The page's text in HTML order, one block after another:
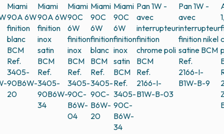
Miami
90A 6W
finition
blanc
BCM
Ref.
3405-
90B6W-
20
Miami
90A 6W
finition
inox
satin
BCM
Ref.
3405-
90B6W-
34
Miami
90C
6W
finition
inox
BCM
Ref.
3405-
90C-
B6W-
04
Miami
90C
6W
finition
blanc
BCM
Ref.
3405-
90C-
B6W-
20
Miami
90C
6W
finition
inox
satin
BCM
Ref.
3405-
90C-
B6W-
34
Pan 1W -
avec
interrupteur
finition
chrome poli
BCM
Ref.
2166-I-
B1W-B-03
Pan 1W -
avec
interrupteur
finition nikel
satine BCM
Ref.
2166-I-
B1W-B-9